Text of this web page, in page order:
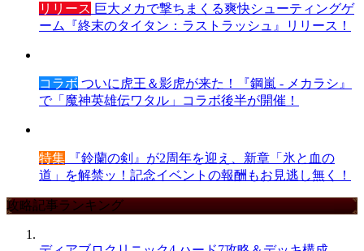
リリース 巨大メカで撃ちまくる爽快シューティングゲ
ーム『終末のタイタン：ラストラッシュ』リリース！
コラボ ついに虎王＆影虎が来た！『鋼嵐 - メカラシ』
で「魔神英雄伝ワタル」コラボ後半が開催！
特集 『鈴蘭の剣』が2周年を迎え、新章「氷と血の
道」を解禁ッ！記念イベントの報酬もお見逃し無く！
攻略記事ランキング